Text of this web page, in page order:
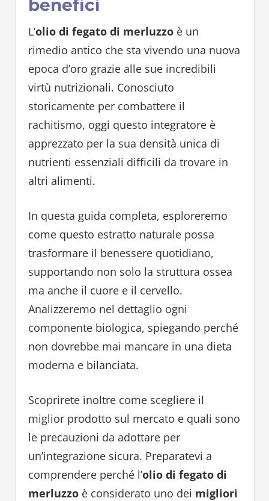
benefici
L’olio di fegato di merluzzoè un
rimedio antico che sta vivendo una nuova
epoca d’oro grazie alle sue incredibili
virtù nutrizionali. Conosciuto
storicamente per combattere il
rachitismo, oggi questo integratore è
apprezzato per la sua densità unica di
nutrienti essenziali difficili da trovare in
altri alimenti.
In questa guida completa, esploreremo
come questo estratto naturale possa
trasformare il benessere quotidiano,
supportando non solo la struttura ossea
ma anche il cuore e il cervello.
Analizzeremo nel dettaglio ogni
componente biologica, spiegando perché
non dovrebbe mai mancare in una dieta
moderna e bilanciata.
Scoprirete inoltre come scegliere il
miglior prodotto sul mercato e quali sono
le precauzioni da adottare per
un’integrazione sicura. Preparatevi a
comprendere perché l’olio di fegato di
merluzzoè considerato uno dei migliori